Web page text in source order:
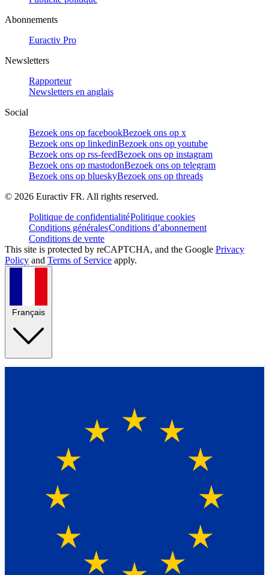
Abonnements
Euractiv Pro
Newsletters
Rapporteur
Newsletters en anglais
Social
Bezoek ons op facebookBezoek ons op x
Bezoek ons op linkedinBezoek ons op youtube
Bezoek ons op rss-feedBezoek ons op instagram
Bezoek ons op mastodonBezoek ons op telegram
Bezoek ons op blueskyBezoek ons op threads
© 2026 Euractiv FR. All rights reserved.
Politique de confidentialitéPolitique cookies
Conditions généralesConditions d’abonnement
Conditions de vente
This site is protected by reCAPTCHA, and the Google Privacy
Policy and Terms of Service apply.
Français